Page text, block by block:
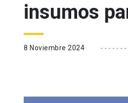
insumos
8 Noviembre 2024